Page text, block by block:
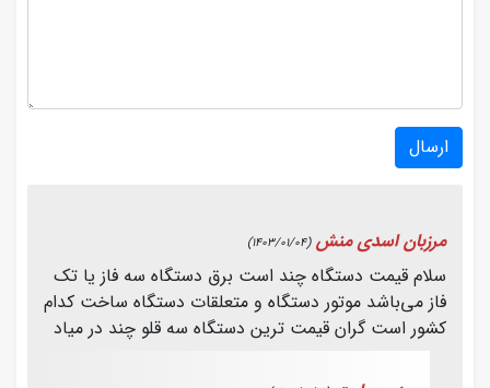
ارسال
مرزبان اسدی منش(1403/01/04)
سلام قیمت دستگاه چند است برق دستگاه سه فاز یا تک
فاز می‌باشد موتور دستگاه و متعلقات دستگاه ساخت کدام
کشور است گران قیمت ترین دستگاه سه قلو چند در میاد